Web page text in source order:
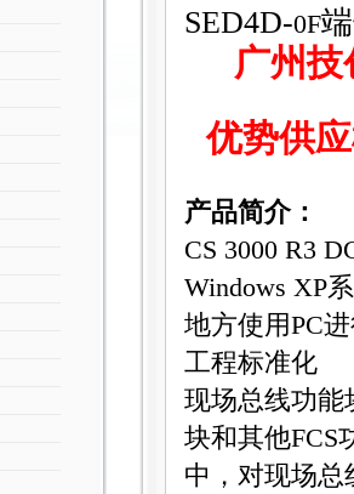
SED4D-0F
广州
优势供
产品简介：
CS 3000 R3
Windows XP
地方使用PC
工程标准化
现场总线功能
块和其他FCS
中，对现场总